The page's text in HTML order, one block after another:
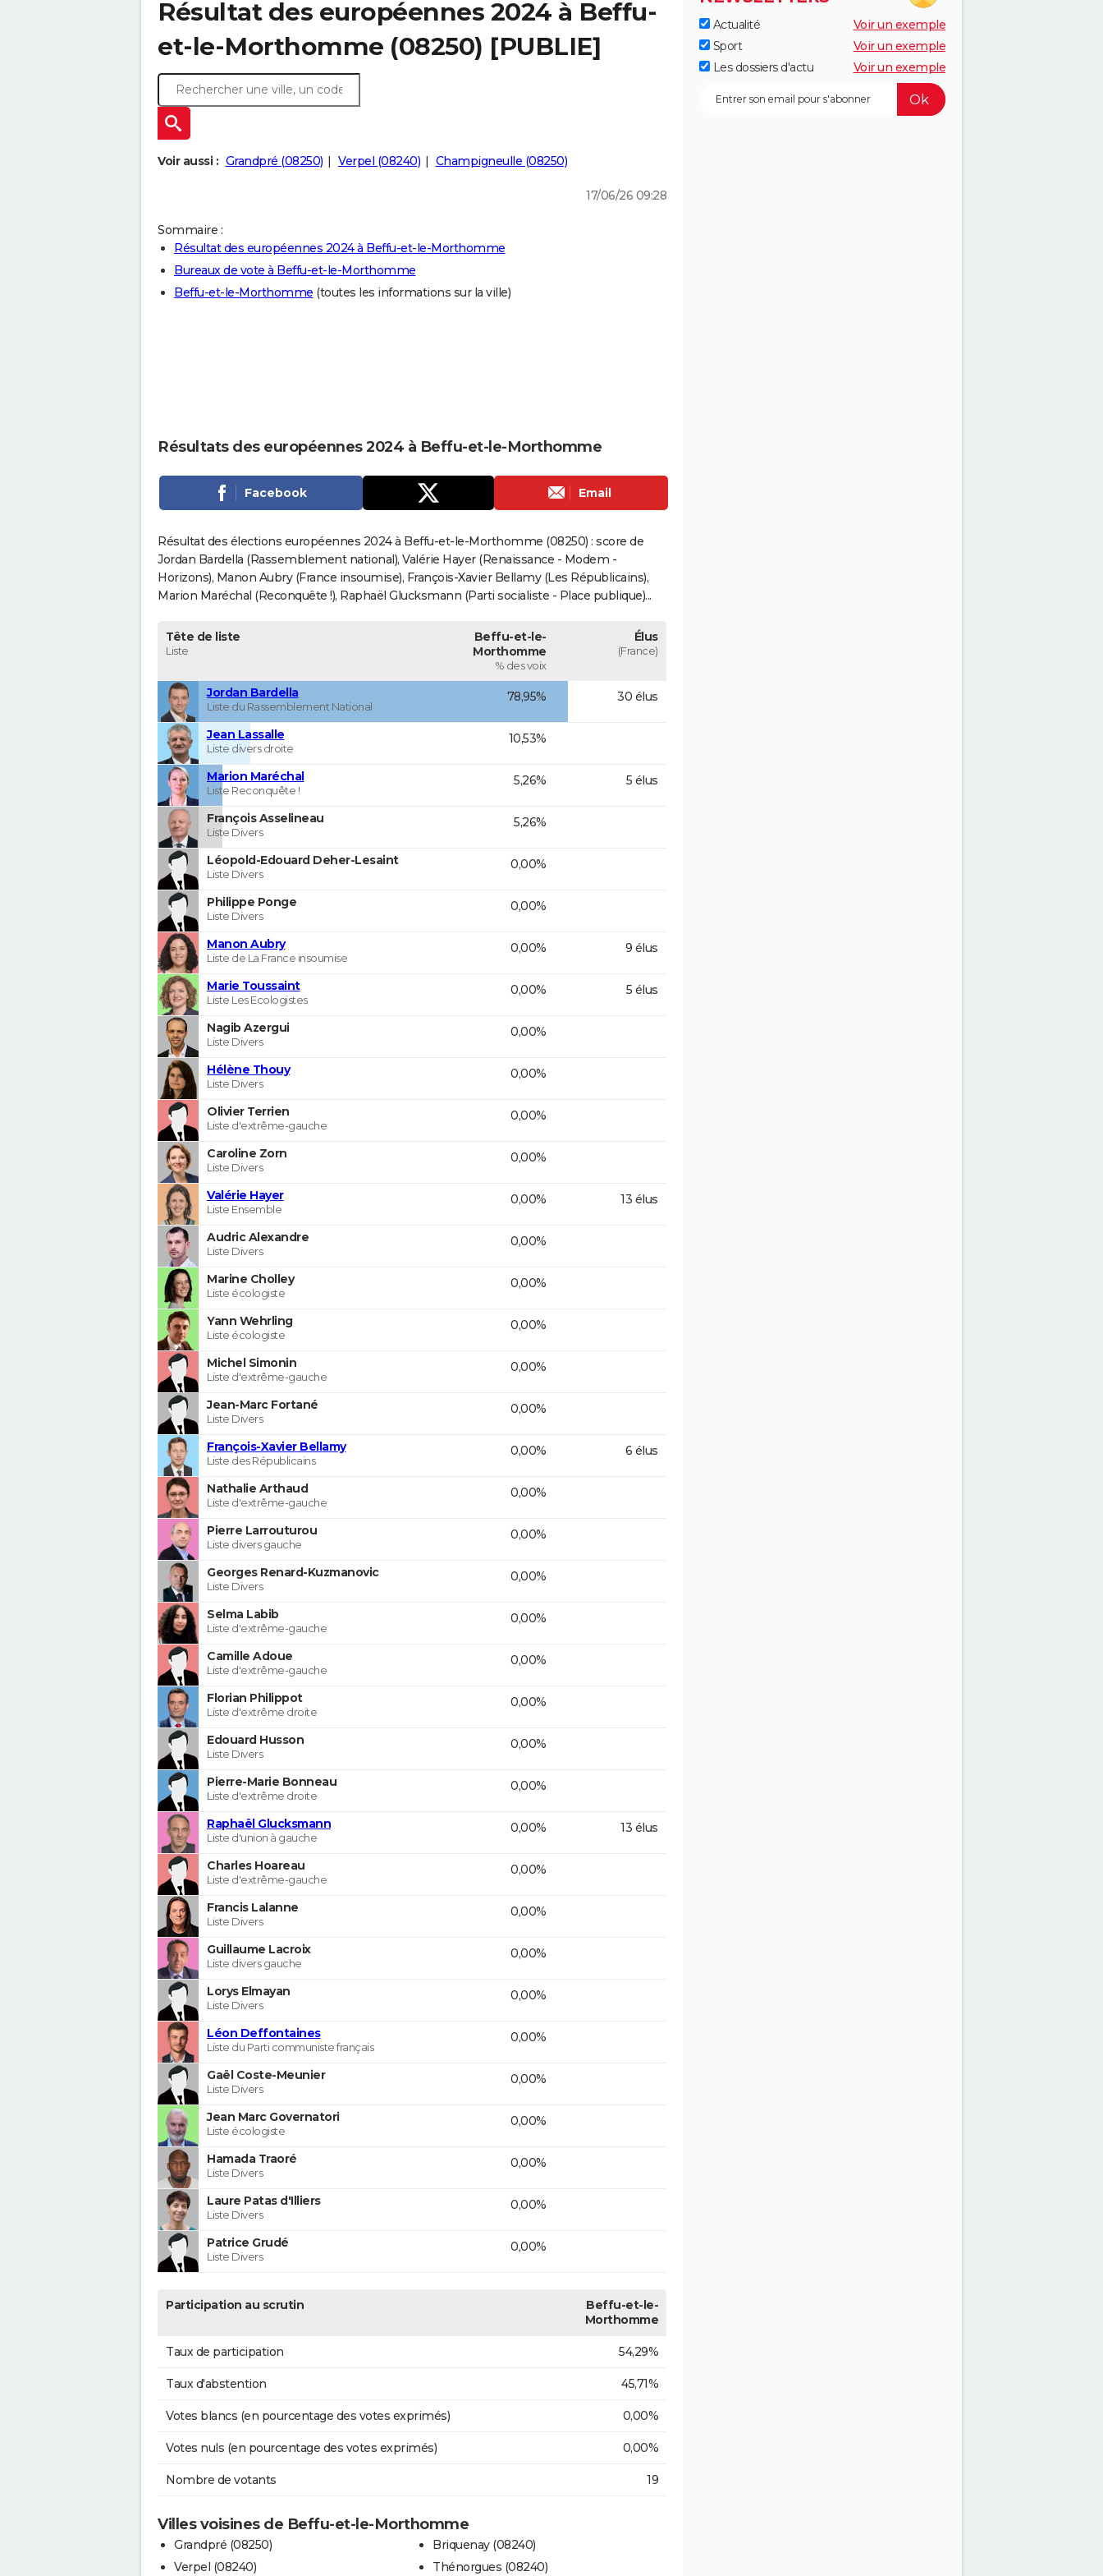
Résultat des européennes 2024 à Beffu-
et-le-Morthomme (08250) [PUBLIE]
Voir aussi : Grandpré (08250) Verpel (08240) Champigneulle (08250)
17/06/26 09:28
Sommaire :
Résultat des européennes 2024 à Beffu-et-le-Morthomme
Bureaux de vote à Beffu-et-le-Morthomme
Beffu-et-le-Morthomme (toutes les informations sur la ville)
Résultats des européennes 2024 à Beffu-et-le-Morthomme
Facebook Email
Résultat des élections européennes 2024 à Beffu-et-le-Morthomme (08250) : score de
Jordan Bardella (Rassemblement national), Valérie Hayer (Renaissance - Modem -
Horizons), Manon Aubry (France insoumise), François-Xavier Bellamy (Les Républicains),
Marion Maréchal (Reconquête !), Raphaël Glucksmann (Parti socialiste - Place publique)...
Tête de liste
Liste
Beffu-et-le-
Morthomme
% des voix
Élus
(France)
Jordan Bardella
Liste du Rassemblement National
78,95% 30 élus
Jean Lassalle
Liste divers droite
10,53%
Marion Maréchal
Liste Reconquête !
5,26% 5 élus
François Asselineau
Liste Divers
5,26%
Léopold-Edouard Deher-Lesaint
Liste Divers
0,00%
Philippe Ponge
Liste Divers
0,00%
Manon Aubry
Liste de La France insoumise
0,00% 9 élus
Marie Toussaint
Liste Les Ecologistes
0,00% 5 élus
Nagib Azergui
Liste Divers
0,00%
Hélène Thouy
Liste Divers
0,00%
Olivier Terrien
Liste d'extrême-gauche
0,00%
Caroline Zorn
Liste Divers
0,00%
Valérie Hayer
Liste Ensemble
0,00% 13 élus
Audric Alexandre
Liste Divers
0,00%
Marine Cholley
Liste écologiste
0,00%
Yann Wehrling
Liste écologiste
0,00%
Michel Simonin
Liste d'extrême-gauche
0,00%
Jean-Marc Fortané
Liste Divers
0,00%
François-Xavier Bellamy
Liste des Républicains
0,00% 6 élus
Nathalie Arthaud
Liste d'extrême-gauche
0,00%
Pierre Larrouturou
Liste divers gauche
0,00%
Georges Renard-Kuzmanovic
Liste Divers
0,00%
Selma Labib
Liste d'extrême-gauche
0,00%
Camille Adoue
Liste d'extrême-gauche
0,00%
Florian Philippot
Liste d'extrême droite
0,00%
Edouard Husson
Liste Divers
0,00%
Pierre-Marie Bonneau
Liste d'extrême droite
0,00%
Raphaël Glucksmann
Liste d'union à gauche
0,00% 13 élus
Charles Hoareau
Liste d'extrême-gauche
0,00%
Francis Lalanne
Liste Divers
0,00%
Guillaume Lacroix
Liste divers gauche
0,00%
Lorys Elmayan
Liste Divers
0,00%
Léon Deffontaines
Liste du Parti communiste français
0,00%
Gaël Coste-Meunier
Liste Divers
0,00%
Jean Marc Governatori
Liste écologiste
0,00%
Hamada Traoré
Liste Divers
0,00%
Laure Patas d'Illiers
Liste Divers
0,00%
Patrice Grudé
Liste Divers
0,00%
Participation au scrutin
Beffu-et-le-
Morthomme
Taux de participation 54,29%
Taux d'abstention 45,71%
Votes blancs (en pourcentage des votes exprimés) 0,00%
Votes nuls (en pourcentage des votes exprimés) 0,00%
Nombre de votants 19
Villes voisines de Beffu-et-le-Morthomme
Grandpré (08250)
Verpel (08240)
Briquenay (08240)
Thénorgues (08240)
Actualité
Voir un exemple
Sport
Voir un exemple
Les dossiers d'actu
Voir un exemple